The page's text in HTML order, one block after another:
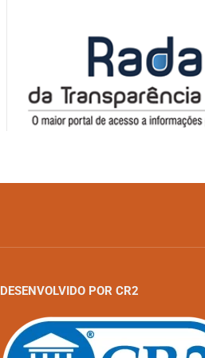
DESENVOLVIDO POR CR2